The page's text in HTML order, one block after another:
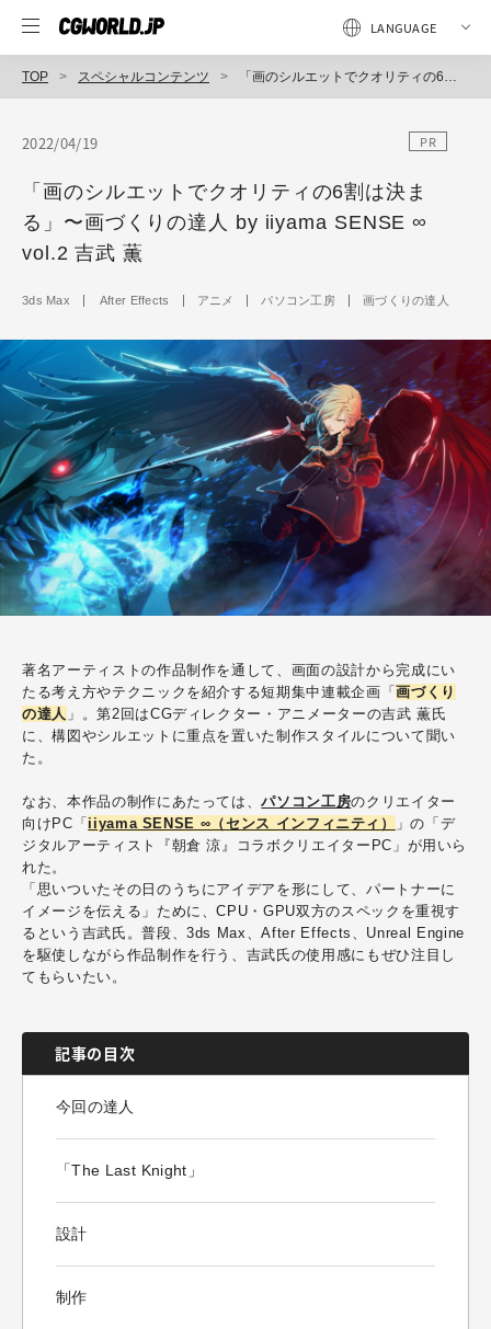
TOP スペシャルコンテンツ 「画のシルエットでクオリティの6割は決まる」〜画づくりの達人 by iiyama SENSE ∞ vol.2 吉武 薫
2022/04/19 PR
「画のシルエットでクオリティの6割は決ま
る」〜画づくりの達人 by iiyama SENSE ∞
vol.2 吉武 薫
3ds Max After Effects アニメ パソコン工房 画づくりの達人
著名アーティストの作品制作を通して、画面の設計から完成にい
たる考え方やテクニックを紹介する短期集中連載企画「画づくり
の達人 」。第2回はCGディレクター・アニメーターの吉武 薫氏
に、構図やシルエットに重点を置いた制作スタイルについて聞い
た。
なお、本作品の制作にあたっては、パソコン工房のクリエイター
向けPC「 iiyama SENSE ∞（センス インフィニティ）
」の「デ
ジタルアーティスト『朝倉 涼』コラボクリエイターPC」が用いら
れた。
「思いついたその日のうちにアイデアを形にして、パートナーに
イメージを伝える」ために、CPU・GPU双方のスペックを重視す
るという吉武氏。普段、3ds Max、After Effects、Unreal Engine
を駆使しながら作品制作を行う、吉武氏の使用感にもぜひ注目し
てもらいたい。
記事の目次
今回の達人
「The Last Knight」
設計
制作